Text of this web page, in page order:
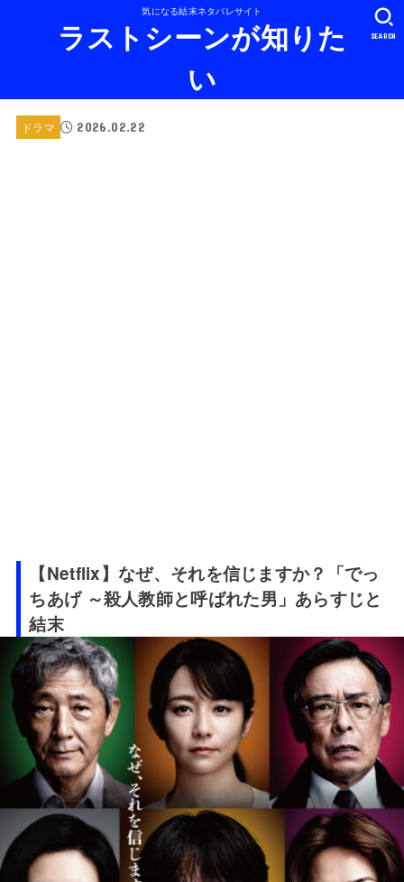
気になる結末ネタバレサイト
ラストシーンが知りた
い
SEARCH
ドラマ 2026.02.22
【Netflix】なぜ、それを信じますか？「でっ
ちあげ ～殺人教師と呼ばれた男」あらすじと
結末